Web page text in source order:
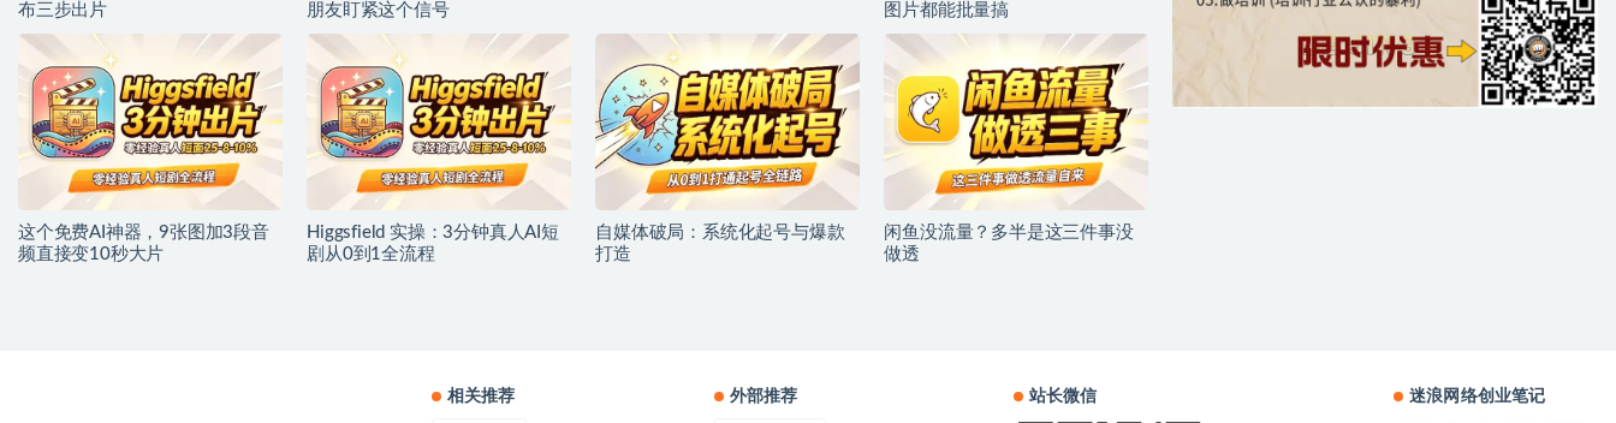
布三步出片
朋友盯紧这个信号
图片都能批量搞
这个免费AI神器，9张图加3段音
频直接变10秒大片
Higgsfield 实操：3分钟真人AI短
剧从0到1全流程
自媒体破局：系统化起号与爆款
打造
闲鱼没流量？多半是这三件事没
做透
相关推荐 外部推荐 站长微信 迷浪网络创业笔记